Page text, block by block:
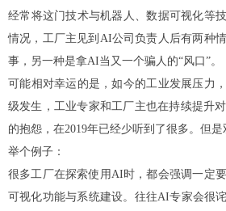
经常将这门技术与机器人、数据可视化等技
情况，工厂主见到AI公司负责人后有两种
事，另一种是拿AI当又一个骗人的“风口”。
可能相对幸运的是，如今的工业发展压力
级发生，工业专家和工厂主也在持续提升
的抱怨，在2019年已经少听到了很多。但是
举个例子：
很多工厂在探索使用AI时，都会强调一定
可视化功能与系统建设。往往AI专家会很